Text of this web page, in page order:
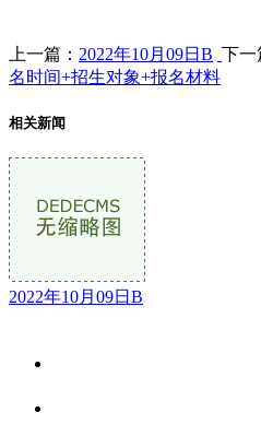
上一篇： 2022年10月09日B 下一
名时间+招生对象+报名材料
相关新闻
2022年10月09日B